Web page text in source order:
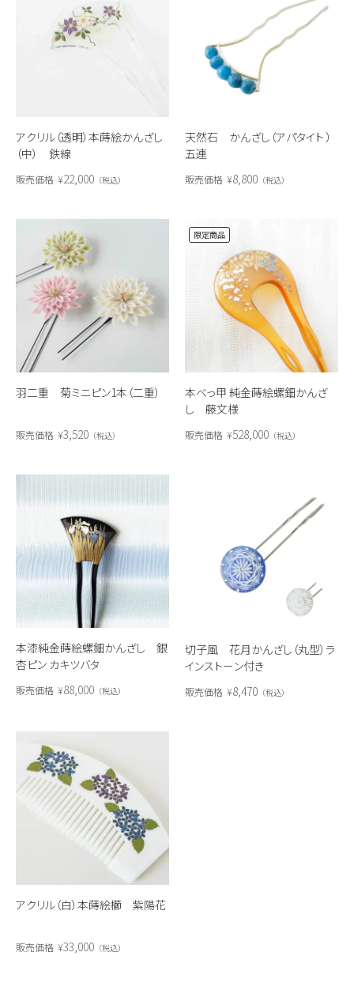
アクリル（透明）本蒔絵かんざし
（中） 鉄線
販売価格 ¥22,000 税込
天然石 かんざし（アパタイト ）
五連
販売価格 ¥8,800 税込
羽二重 菊ミニピン1本（二重）
販売価格 ¥3,520 税込
本べっ甲 純金蒔絵螺鈿かんざ
し 藤文様
限定商品
販売価格 ¥528,000 税込
本漆純金蒔絵螺鈿かんざし 銀
杏ピン カキツバタ
販売価格 ¥88,000 税込
切子風 花月かんざし（丸型）ラ
インストーン付き
販売価格 ¥8,470 税込
アクリル（白）本蒔絵櫛 紫陽花
販売価格 ¥33,000 税込